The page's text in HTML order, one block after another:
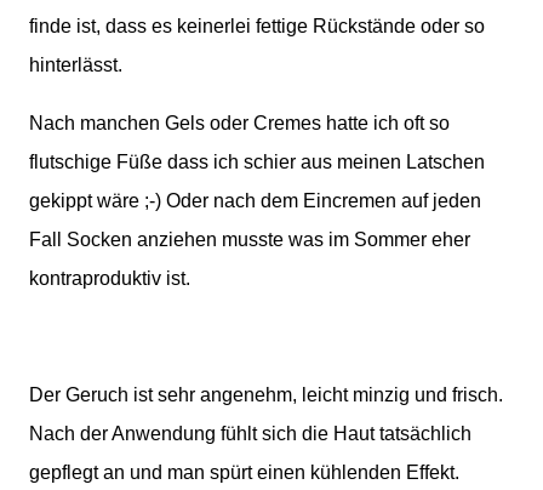
finde ist, dass es keinerlei fettige Rückstände oder so
hinterlässt.
Nach manchen Gels oder Cremes hatte ich oft so
flutschige Füße dass ich schier aus meinen Latschen
gekippt wäre ;-) Oder nach dem Eincremen auf jeden
Fall Socken anziehen musste was im Sommer eher
kontraproduktiv ist.
Der Geruch ist sehr angenehm, leicht minzig und frisch.
Nach der Anwendung fühlt sich die Haut tatsächlich
gepflegt an und man spürt einen kühlenden Effekt.